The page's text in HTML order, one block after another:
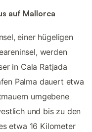
auf Mallorca
einer hügeligen
werden
in Cala Ratjada
Palma dauert etwa
umgebene
und bis zu den
etwa 16 Kilometer